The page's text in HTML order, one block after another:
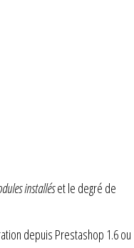
installéset le degré de
depuis Prestashop 1.6 ou